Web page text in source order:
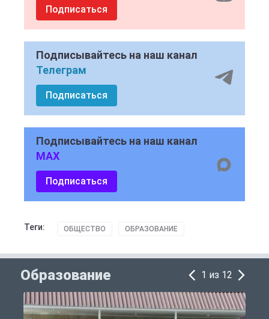
Подписаться
Подписывайтесь на наш канал
Телеграм
Подписаться
Подписывайтесь на наш канал
MAX
Подписаться
Теги: ОБЩЕСТВО ОБРАЗОВАНИЕ
Образование 1 из 12